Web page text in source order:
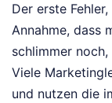
Der erste
Annahme, dass
schlimmer
Viele
und nutzen die